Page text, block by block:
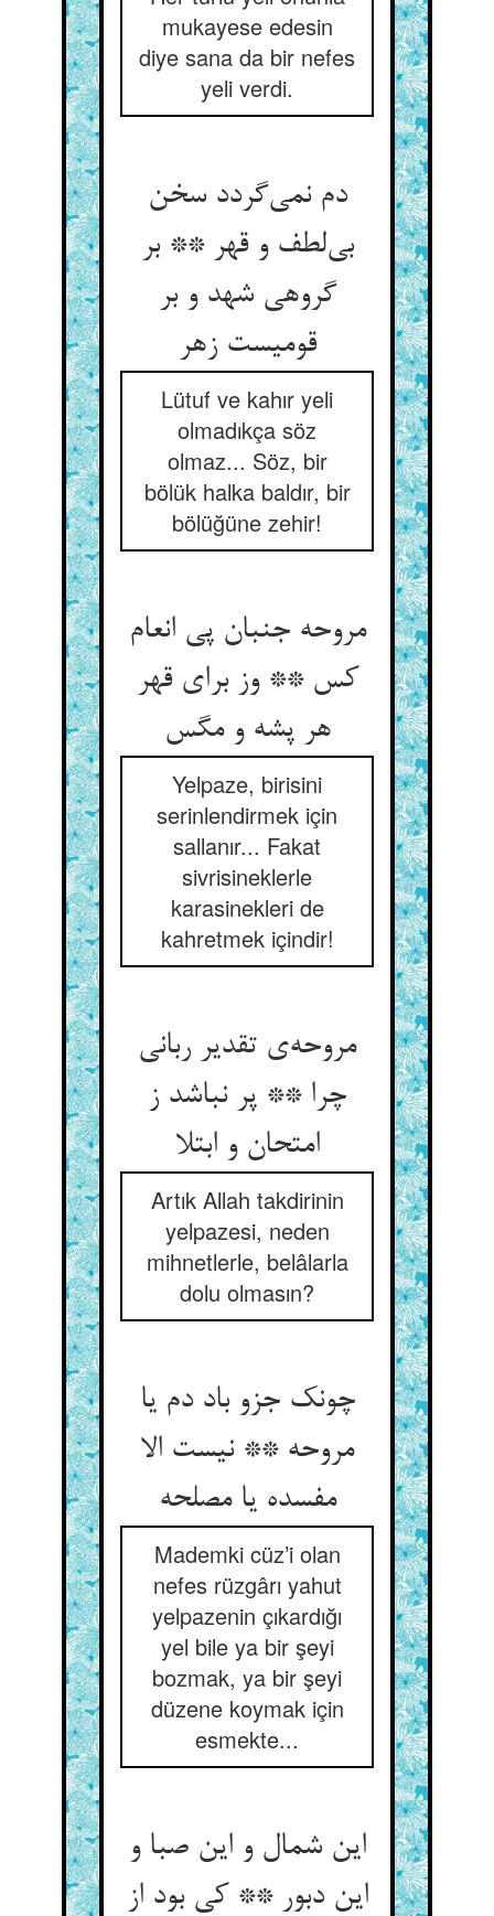
mukayese edesin
diye sana da bir nefes
yeli verdi.
دم نمی‌گردد سخن
بی‌لطف و قهر ** بر
گروهی شهد و بر
قومیست زهر
Lütuf ve kahır yeli
olmadıkça söz
olmaz... Söz, bir
bölük halka baldır, bir
bölüğüne zehir!
مروحه جنبان پی انعام
کس ** وز برای قهر
هر پشه و مگس
Yelpaze, birisini
serinlendirmek için
sallanır... Fakat
sivrisineklerle
karasinekleri de
kahretmek içindir!
مروحه‌ی تقدیر ربانی
چرا ** پر نباشد ز
امتحان و ابتلا
Artık Allah takdirinin
yelpazesi, neden
mihnetlerle, belâlarla
dolu olmasın?
چونک جزو باد دم یا
مروحه ** نیست الا
مفسده یا مصلحه
Mademki cüz’i olan
nefes rüzgârı yahut
yelpazenin çıkardığı
yel bile ya bir şeyi
bozmak, ya bir şeyi
düzene koymak için
esmekte...
این شمال و این صبا و
این دبور ** کی بود از